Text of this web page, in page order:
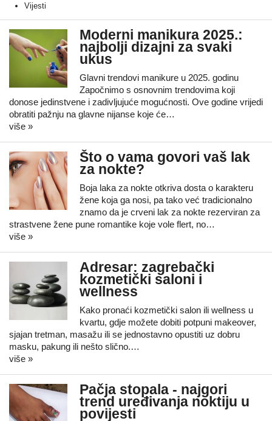
Vijesti
Moderni manikura 2025.:
najbolji dizajni za svaki
ukus
Glavni trendovi manikure u 2025. godinu
Započnimo s osnovnim trendovima koji
donose jedinstvene i zadivljujuće mogućnosti. Ove godine vrijedi
obratiti pažnju na glavne nijanse koje će…
više »
Što o vama govori vaš lak
za nokte?
Boja laka za nokte otkriva dosta o karakteru
žene koja ga nosi, pa tako već tradicionalno
znamo da je crveni lak za nokte rezerviran za
strastvene žene pune romantike koje vole flert, no…
više »
Adresar: zagrebački
kozmetički saloni i
wellness
Kako pronaći kozmetički salon ili wellness u
kvartu, gdje možete dobiti potpuni makeover,
sjajan tretman, masažu ili se jednostavno opustiti uz dobru
masku, pakung ili nešto slično.…
više »
Pačja stopala - najgori
trend uređivanja noktiju u
povijesti